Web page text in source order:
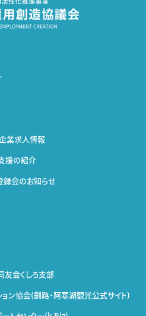
業求人情報
援の紹介
録会のお知らせ
会くしろ支部
ン協会(釧路・阿寒湖観光公式サイト)